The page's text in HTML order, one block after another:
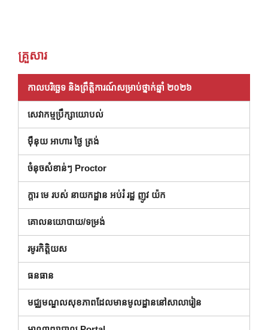
គ្រួសារ
កាលបរិច្ឆេទ និងព្រឹត្តិការណ៍សម្រាប់ថ្នាក់ឆ្នាំ ២០២៦
សេវាកម្មប្រឹក្សាយោបល់
ម៉ឺនុយ អាហារ ថ្ងៃ ត្រង់
ចំនុចសំខាន់ៗ Proctor
ក្តារ មេ របស់ នាយកដ្ឋាន អប់រំ រដ្ឋ ញូវ យ៉ក
គោលនយោបាយ/ទម្រង់
រមូរកិត្តិយស
ធនធាន
មជ្ឈមណ្ឌលសុខភាពដែលមានមូលដ្ឋាននៅសាលារៀន